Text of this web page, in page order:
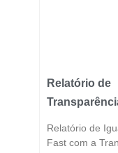
Relatório de
Relatório de
Fast com a